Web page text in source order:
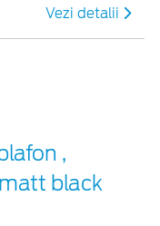
Vezi detalii
,
matt black